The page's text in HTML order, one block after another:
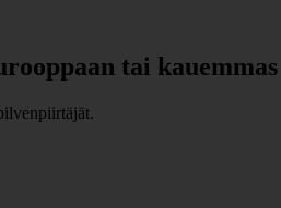
tai kauemmas